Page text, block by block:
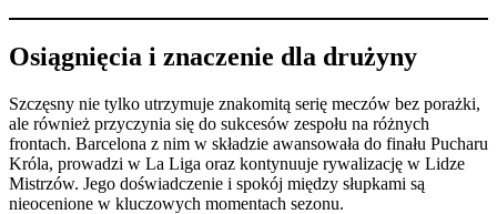
Osiągnięcia i znaczenie dla drużyny
Szczęsny nie tylko utrzymuje znakomitą serię meczów bez porażki,
ale również przyczynia się do sukcesów zespołu na różnych
frontach. Barcelona z nim w składzie awansowała do finału Pucharu
Króla, prowadzi w La Liga oraz kontynuuje rywalizację w Lidze
Mistrzów. Jego doświadczenie i spokój między słupkami są
nieocenione w kluczowych momentach sezonu.​